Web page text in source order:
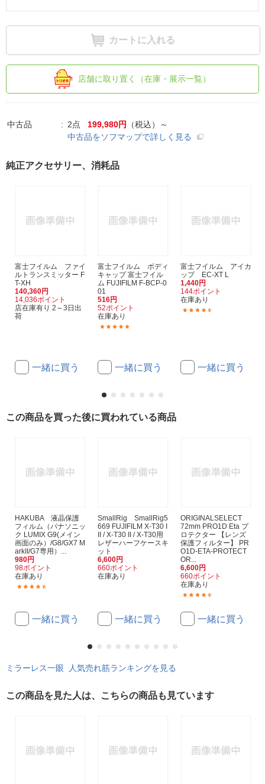
カートに入れる
店舗に取り置く（在庫・展示一覧）
中古品 2点 199,980円
（税込）～
中古品をソフマップで詳しく見る
純正アクセサリー、消耗品
富士フイルム ファイ
ルトランスミッター F
T-XH
140,360円
14,036ポイント
店在庫有り 2～3日出
荷
一緒に買う
富士フイルム ボディ
キャップ 富士フイル
ム FUJIFILM F-BCP-0
01
516円
52ポイント
在庫あり
一緒に買う
富士フイルム アイカ
ップ EC-XT L
1,440円
144ポイント
在庫あり
一緒に買う
この商品を買った後に買われている商品
HAKUBA 液晶保護
フィルム（パナソニッ
ク LUMIX G9(メイン
画面のみ）/G8/GX7 M
arkII/G7専用）...
980円
98ポイント
在庫あり
一緒に買う
SmallRig SmallRig5
669 FUJIFILM X-T30 I
II / X-T30 II / X-T30用
レザーハーフケースキ
ット
6,600円
660ポイント
在庫あり
一緒に買う
ORIGINALSELECT
72mm PRO1D Eta プ
ロテクター 【レンズ
保護フィルター】 PR
O1D-ETA-PROTECT
OR...
6,600円
660ポイント
在庫あり
一緒に買う
ミラーレス一眼 人気売れ筋ランキングを見る
この商品を見た人は、こちらの商品も見ています